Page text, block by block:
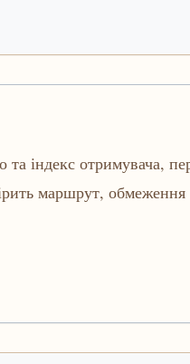
індекс отримувача,
маршрут, обмеження